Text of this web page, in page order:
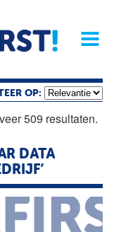
Magazine
OP:
509 resultaten.
DATA